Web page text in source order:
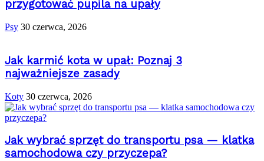
przygotować pupila na upały
Psy 30 czerwca, 2026
Jak karmić kota w upał: Poznaj 3
najważniejsze zasady
Koty 30 czerwca, 2026
Jak wybrać sprzęt do transportu psa — klatka
samochodowa czy przyczepa?